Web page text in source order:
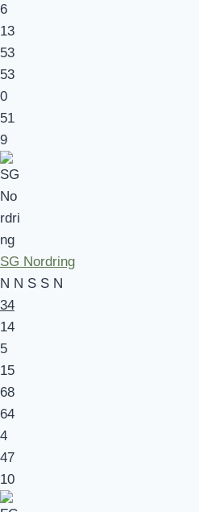
6
13
53
53
0
51
9
SG Nordring
N N S S N
34
14
5
15
68
64
4
47
10